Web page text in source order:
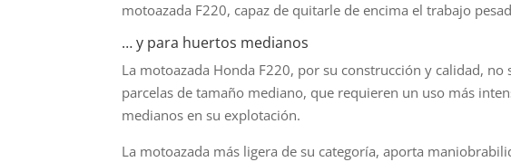
motoazada F220, capaz de quitarle de encima el trabajo
… y para huertos medianos
La motoazada Honda F220, por su construcción y calidad,
parcelas de tamaño mediano, que requieren un uso más
medianos en su explotación.
La motoazada más ligera de su categoría, aporta